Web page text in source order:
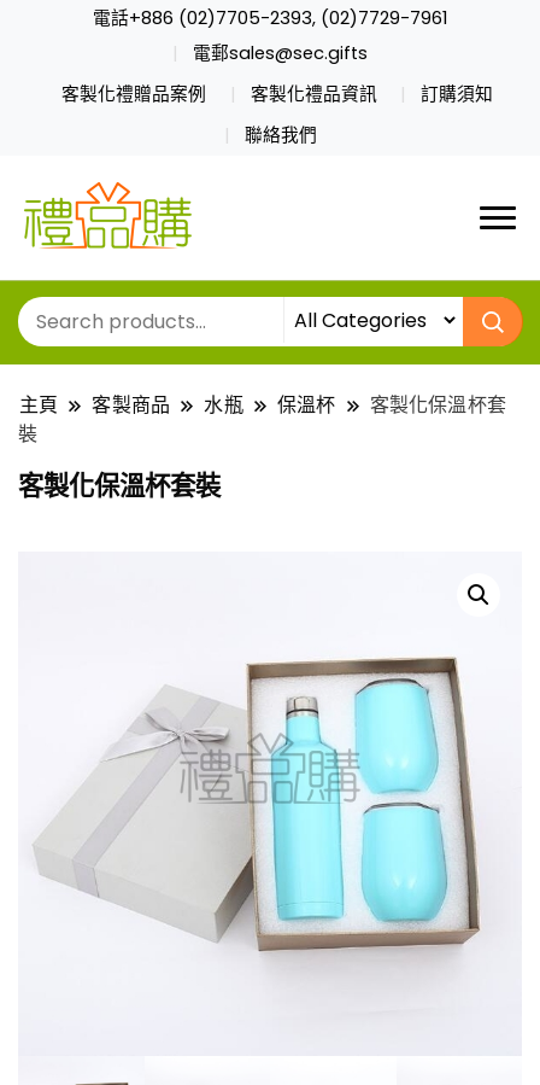
電話+886 (02)7705-2393, (02)7729-7961
電郵sales@sec.gifts
客製化禮贈品案例
客製化禮品資訊
訂購須知
聯絡我們
主頁 客製商品 水瓶 保溫杯
客製化保溫杯套
裝
客製化保溫杯套裝